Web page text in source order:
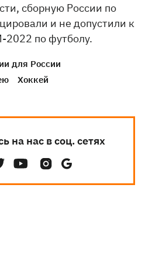
сборную России по
и не допустили к
по футболу.
для России
Хоккей
на нас в соц. сетях